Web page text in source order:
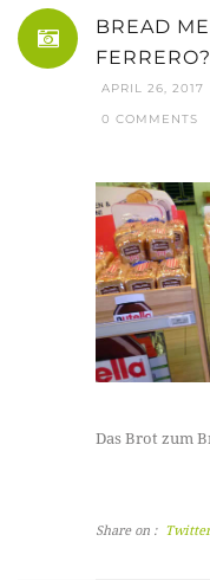
BREAD
FERRERO?
APRIL 26, 2017
0 COMMENTS
Das Brot zum
Share on : Twitter